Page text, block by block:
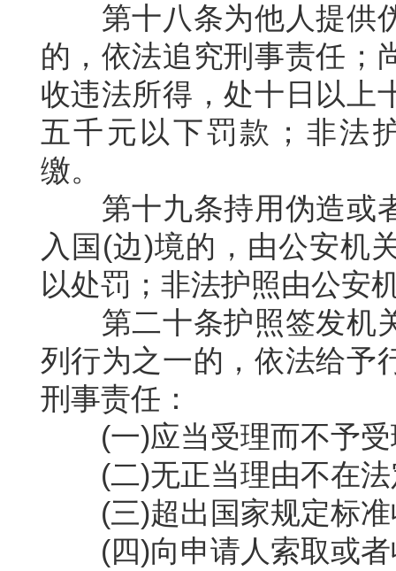
第十八条为他人提供
的，依法追究刑事责任；
收违法所得，处十日以上
五千元以下罚款；非法
缴。
第十九条持用伪造或
入国 (边)境的，由公安机
以处罚；非法护照由公安
第二十条护照签发机
列行为之一的，依法给予
刑事责任：
(一)应当受理而不予
(二)无正当理由不在
(三)超出国家规定标
(四)向申请人索取或